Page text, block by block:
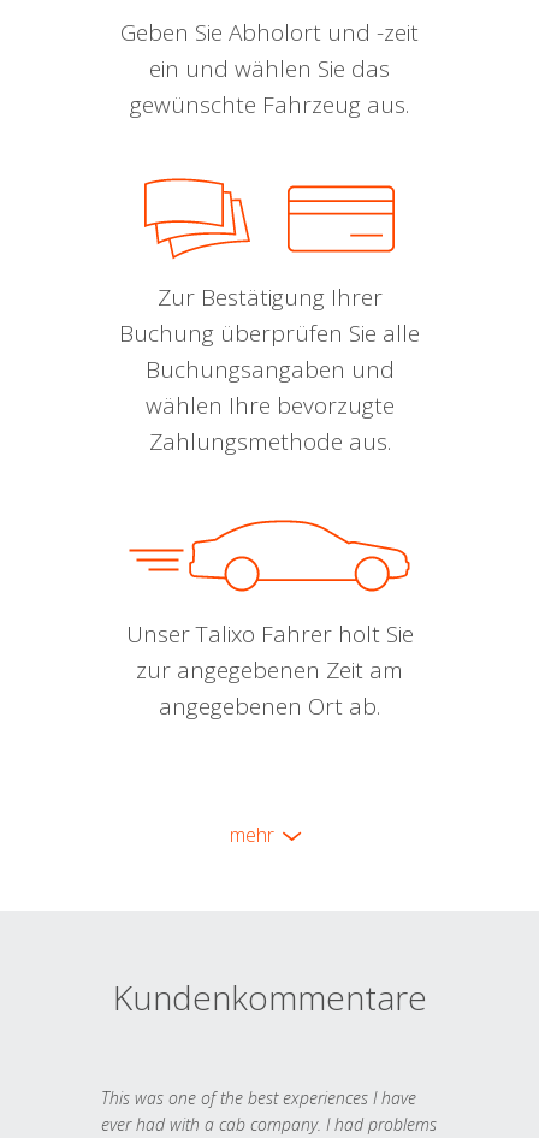
Geben Sie Abholort und -zeit
ein und wählen Sie das
gewünschte Fahrzeug aus.
Zur Bestätigung Ihrer
Buchung überprüfen Sie alle
Buchungsangaben und
wählen Ihre bevorzugte
Zahlungsmethode aus.
Unser Talixo Fahrer holt Sie
zur angegebenen Zeit am
angegebenen Ort ab.
mehr
Kundenkommentare
This was one of the best experiences I have
ever had with a cab company. I had problems